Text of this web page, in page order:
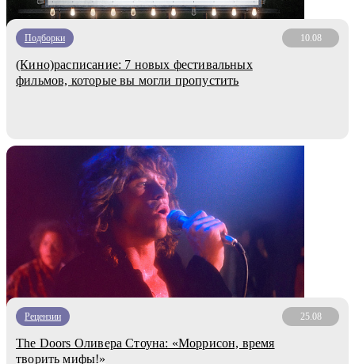
Подборки 10.08
(Кино)расписание: 7 новых фестивальных
фильмов, которые вы могли пропустить
Рецензии 25.08
The Doors Оливера Стоуна: «Моррисон, время
творить мифы!»